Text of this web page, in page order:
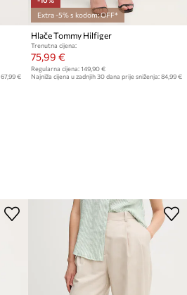
67,99 €
Extra -5% s kodom: OFF*
Hlače Tommy Hilfiger
Trenutna cijena:
75,99 €
Regularna cijena: 149,90 €
Najniža cijena u zadnjih 30 dana prije sniženja: 84,99 €